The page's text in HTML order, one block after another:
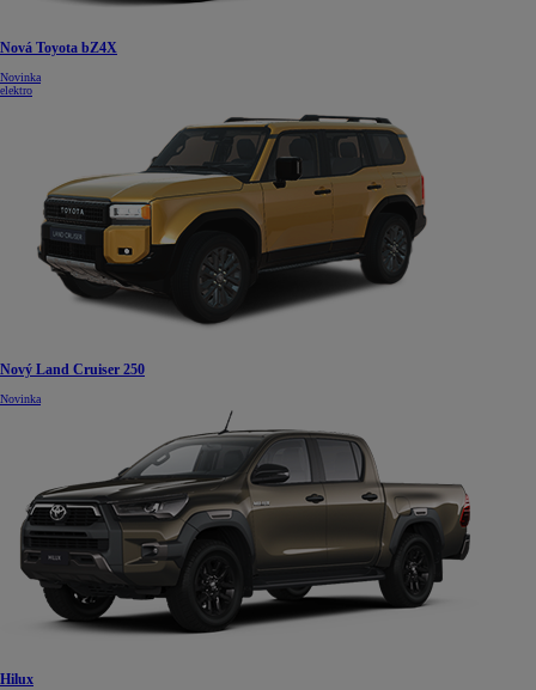
Nová Toyota bZ4X
Novinka
elektro
Nový Land Cruiser 250
Novinka
Hilux